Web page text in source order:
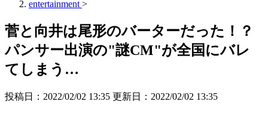
entertainment >
菅と向井は尾形のバーターだった！？
パンサー出演の"謎CM"が全国にバレ
てしまう…
投稿日：2022/02/02 13:35 更新日： 2022/02/02 13:35